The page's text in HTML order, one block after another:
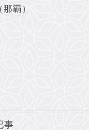
覇）
事